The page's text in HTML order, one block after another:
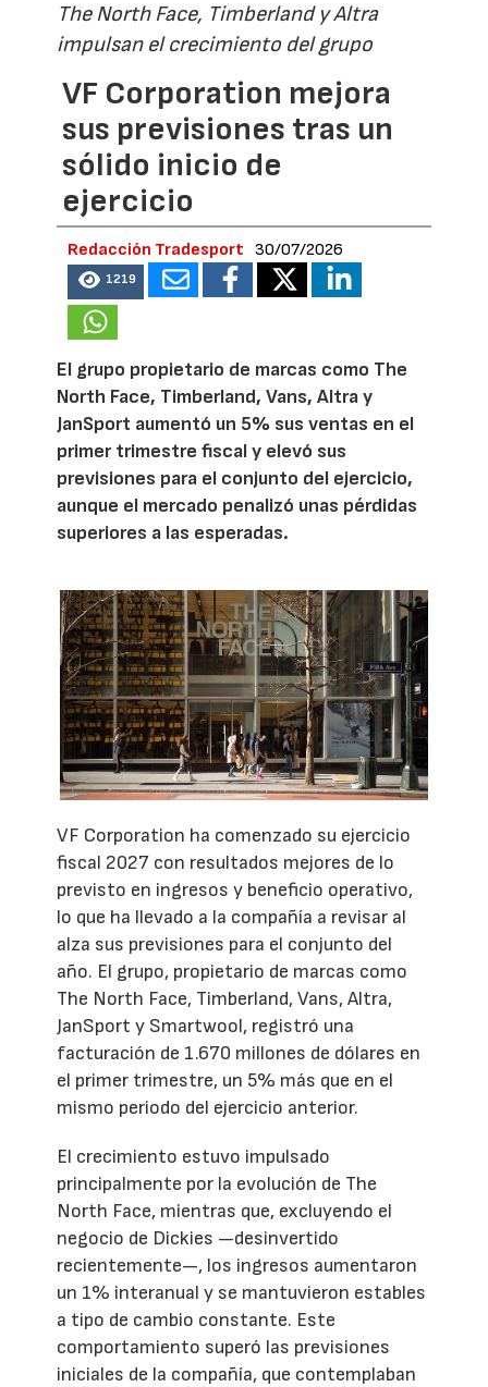
The North Face, Timberland y Altra
impulsan el crecimiento del grupo
VF Corporation mejora
sus previsiones tras un
sólido inicio de
ejercicio
Redacción Tradesport 30/07/2026
1219
El grupo propietario de marcas como The
North Face, Timberland, Vans, Altra y
JanSport aumentó un 5% sus ventas en el
primer trimestre fiscal y elevó sus
previsiones para el conjunto del ejercicio,
aunque el mercado penalizó unas pérdidas
superiores a las esperadas.
VF Corporation ha comenzado su ejercicio
fiscal 2027 con resultados mejores de lo
previsto en ingresos y beneficio operativo,
lo que ha llevado a la compañía a revisar al
alza sus previsiones para el conjunto del
año. El grupo, propietario de marcas como
The North Face, Timberland, Vans, Altra,
JanSport y Smartwool, registró una
facturación de 1.670 millones de dólares en
el primer trimestre, un 5% más que en el
mismo periodo del ejercicio anterior.
El crecimiento estuvo impulsado
principalmente por la evolución de The
North Face, mientras que, excluyendo el
negocio de Dickies —desinvertido
recientemente—, los ingresos aumentaron
un 1% interanual y se mantuvieron estables
a tipo de cambio constante. Este
comportamiento superó las previsiones
iniciales de la compañía, que contemplaban